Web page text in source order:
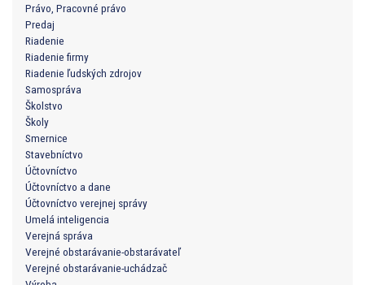
Právo, Pracovné právo
Predaj
Riadenie
Riadenie firmy
Riadenie ľudských zdrojov
Samospráva
Školstvo
Školy
Smernice
Stavebníctvo
Účtovníctvo
Účtovníctvo a dane
Účtovníctvo verejnej správy
Umelá inteligencia
Verejná správa
Verejné obstarávanie-obstarávateľ
Verejné obstarávanie-uchádzač